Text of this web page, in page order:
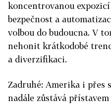
koncentrovanou
bezpečnost a
volbou do budoucna. V
nehonit krátkodobé
a diverzifikaci.
Zadruhé: Amerika i
nadále zůstává